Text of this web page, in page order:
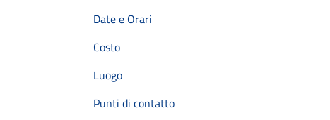
Date e Orari
Costo
Luogo
Punti di contatto